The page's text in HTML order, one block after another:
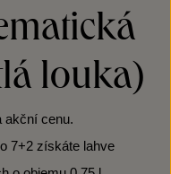
louka)
akční cenu.
7+2 získáte lahve